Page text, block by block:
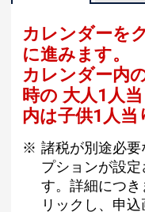
カレンダーを
に進みます。
カレンダー内
時の 大人1人
内は子供1人当
諸税が別途必
プションが設
す。詳細につ
リックし、申込